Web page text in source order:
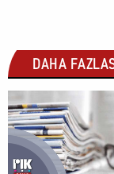
DAHA